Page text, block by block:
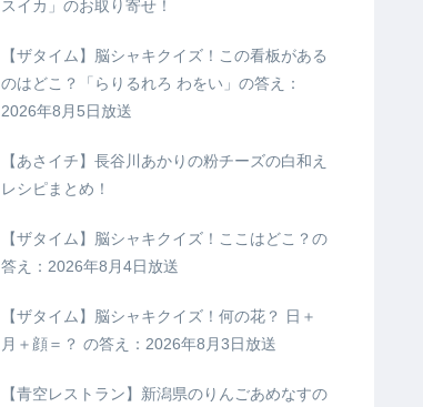
スイカ」のお取り寄せ！
【ザタイム】脳シャキクイズ！この看板がある
のはどこ？「らりるれろ わをい」の答え：
2026年8月5日放送
【あさイチ】長谷川あかりの粉チーズの白和え
レシピまとめ！
【ザタイム】脳シャキクイズ！ここはどこ？の
答え：2026年8月4日放送
【ザタイム】脳シャキクイズ！何の花？ 日＋
月＋顔＝？ の答え：2026年8月3日放送
【青空レストラン】新潟県のりんごあめなすの